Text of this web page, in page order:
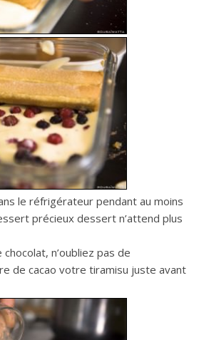
le réfrigérateur pendant au moins
précieux dessert n’attend plus
n’oubliez pas de
de cacao votre tiramisu juste avant